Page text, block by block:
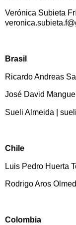
Verónica Subieta
Brasil
Ricardo Andreas
José David
Sueli Almeida |
Chile
Luis Pedro Huerta
Rodrigo Aros
Colombia